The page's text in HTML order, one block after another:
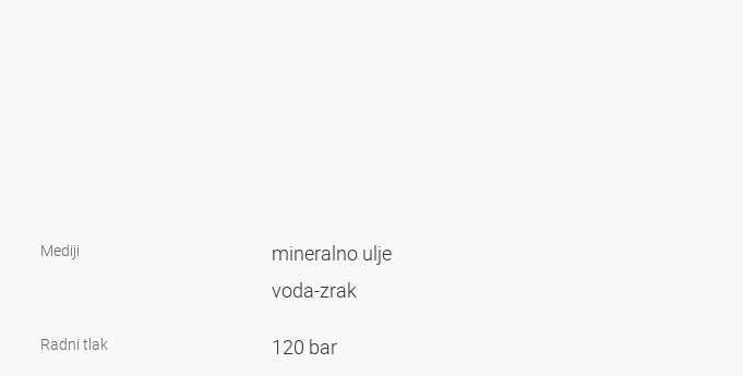
Mediji
mineralno ulje
voda-zrak
Radni tlak 120 bar